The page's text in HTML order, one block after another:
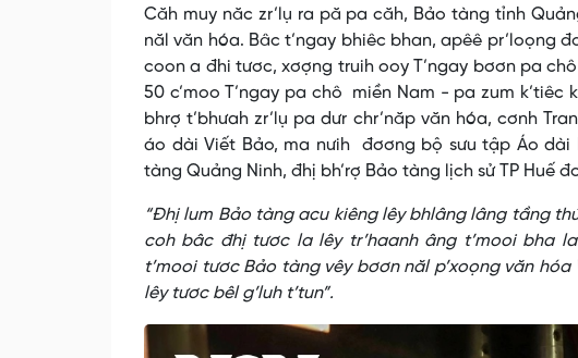
Căh muy năc zr’lụ ra pă pa căh, Bảo tàng tỉnh
năl văn hóa. Bâc t’ngay bhiêc bhan, apêê pr’loọng
coon a đhi tươc, xơợng truih ooy T’ngay bơơn pa
50 c’moo T’ngay pa chô miền Nam - pa zum k’tiêc
bhrợ t’bhưah zr’lụ pa dưr chr’năp văn hóa, cơnh
áo dài Viết Bảo, ma nưih đơơng bộ sưu tập Áo dài
tàng Quảng Ninh, đhị bh’rợ Bảo tàng lịch sử TP Huế
“Đhị lum Bảo tàng acu kiêng lêy bhlâng lâng tầng
coh bâc đhị tươc la lêy tr’haanh âng t’mooi bha
t’mooi tươc Bảo tàng vêy bơơn năl p’xoọng văn
lêy tươc bêl g’luh t’tun”.